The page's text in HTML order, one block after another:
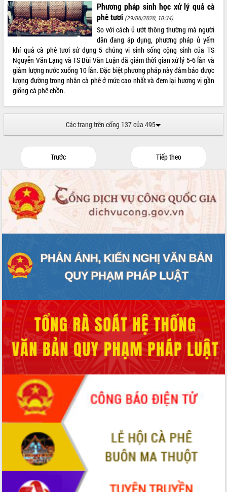
Phương pháp sinh học xử lý quả cà
phê tươi (29/06/2020, 10:34)
So với cách ủ ướt thông thường mà người
dân đang áp dụng, phương pháp ủ yếm
khí quả cà phê tươi sử dụng 5 chủng vi sinh sống cộng sinh của TS
Nguyễn Văn Lạng và TS Bùi Văn Luận đã giảm thời gian xử lý 5-6 lần và
giảm lượng nước xuống 10 lần. Đặc biệt phương pháp này đảm bảo được
lượng đường trong nhân cà phê ở mức cao nhất và đem lại hương vị gần
giống cà phê chồn.
Các trang trên cổng 137 của 495
Trước Tiếp theo